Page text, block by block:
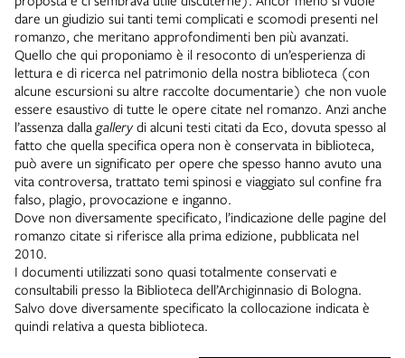
dare un giudizio sui tanti temi complicati e scomodi presenti nel
romanzo, che meritano approfondimenti ben più avanzati.
Quello che qui proponiamo è il resoconto di un’esperienza di
lettura e di ricerca nel patrimonio della nostra biblioteca (con
alcune escursioni su altre raccolte documentarie) che non vuole
essere esaustivo di tutte le opere citate nel romanzo. Anzi anche
l’assenza dalla gallerydi alcuni testi citati da Eco, dovuta spesso al
fatto che quella specifica opera non è conservata in biblioteca,
può avere un significato per opere che spesso hanno avuto una
vita controversa, trattato temi spinosi e viaggiato sul confine fra
falso, plagio, provocazione e inganno.
Dove non diversamente specificato, l’indicazione delle pagine del
romanzo citate si riferisce alla prima edizione, pubblicata nel
2010.
I documenti utilizzati sono quasi totalmente conservati e
consultabili presso la Biblioteca dell’Archiginnasio di Bologna.
Salvo dove diversamente specificato la collocazione indicata è
quindi relativa a questa biblioteca.